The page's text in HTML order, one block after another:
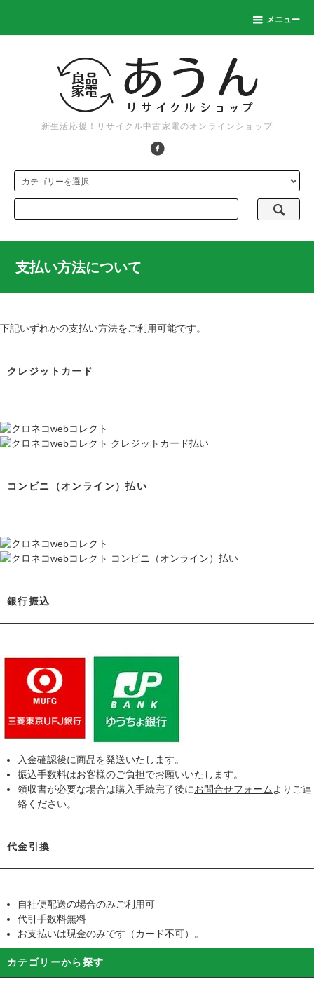
メニュー
新生活応援！リサイクル中古家電のオンラインショップ
支払い方法について
下記いずれかの支払い方法をご利用可能です。
クレジットカード
コンビニ（オンライン）払い
銀行振込
入金確認後に商品を発送いたします。
振込手数料はお客様のご負担でお願いいたします。
領収書が必要な場合は購入手続完了後にお問合せフォーム よりご連
絡ください。
代金引換
自社便配送の場合のみご利用可
代引手数料無料
お支払いは現金のみです（カード不可）。
カテゴリーから探す